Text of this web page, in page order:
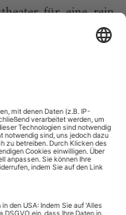
für eine rein
es da nicht den
zu anderen
man diesem
sondern auf
– und das rund
krisenfrei an der
zum Verismo